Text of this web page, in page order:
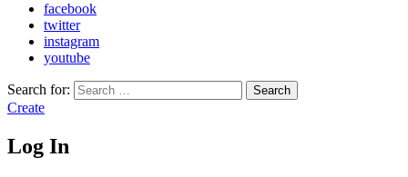
facebook
twitter
instagram
youtube
Search for: Search
Create
Log In